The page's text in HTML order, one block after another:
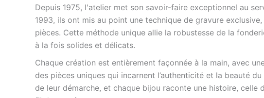
Depuis 1975, l'atelier met son savoir-faire exceptionnel au
1993, ils ont mis au point une technique de gravure
pièces. Cette méthode unique allie la robustesse de la
à la fois solides et délicats.
Chaque création est entièrement façonnée à la main, avec
des pièces uniques qui incarnent l’authenticité et la beauté
de leur démarche, et chaque bijou raconte une histoire, celle